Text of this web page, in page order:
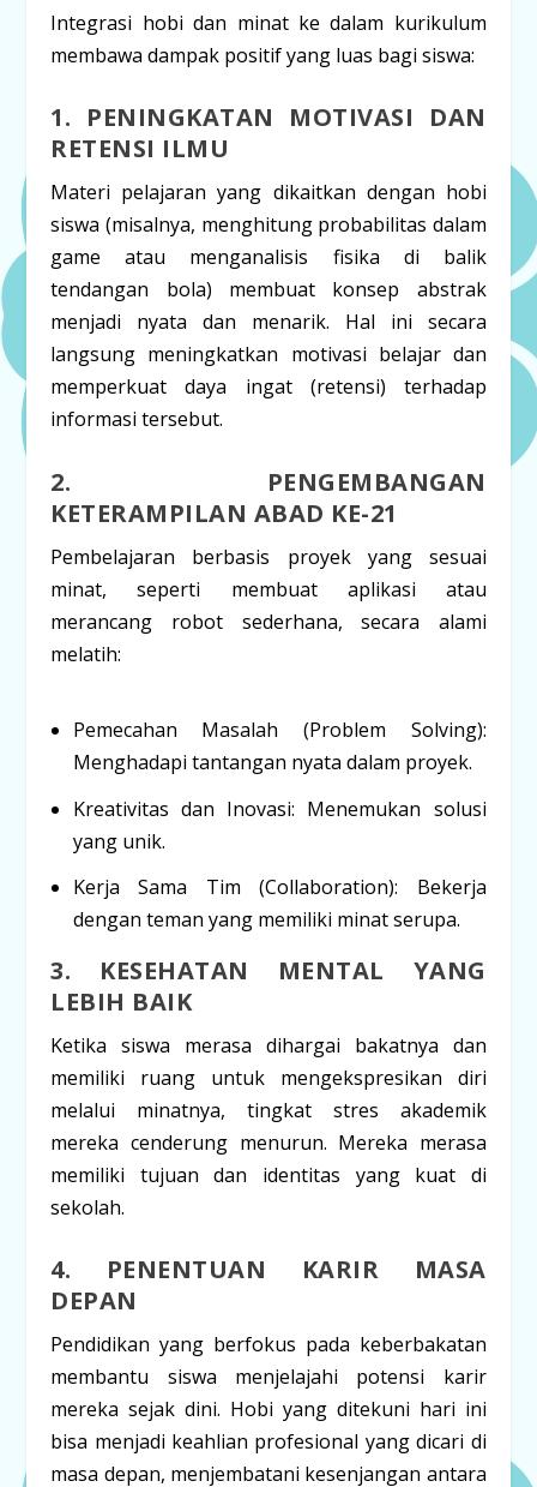
Integrasi hobi dan minat ke dalam kurikulum
membawa dampak positif yang luas bagi siswa:
1. PENINGKATAN MOTIVASI DAN
RETENSI ILMU
Materi pelajaran yang dikaitkan dengan hobi
siswa (misalnya, menghitung probabilitas dalam
game atau menganalisis fisika di balik
tendangan bola) membuat konsep abstrak
menjadi nyata dan menarik. Hal ini secara
langsung meningkatkan motivasi belajardan
memperkuat daya ingat(retensi) terhadap
informasi tersebut.
2. PENGEMBANGAN
KETERAMPILAN ABAD KE-21
Pembelajaran berbasis proyek yang sesuai
minat, seperti membuat aplikasi atau
merancang robot sederhana, secara alami
melatih:
Pemecahan Masalah (Problem Solving):
Menghadapi tantangan nyata dalam proyek.
Kreativitas dan Inovasi: Menemukan solusi
yang unik.
Kerja Sama Tim (Collaboration): Bekerja
dengan teman yang memiliki minat serupa.
3. KESEHATAN MENTAL YANG
LEBIH BAIK
Ketika siswa merasa dihargai bakatnya dan
memiliki ruang untuk mengekspresikan diri
melalui minatnya, tingkat stres akademik
mereka cenderung menurun. Mereka merasa
memiliki tujuan dan identitas yang kuat di
sekolah.
4. PENENTUAN KARIR MASA
DEPAN
Pendidikan yang berfokus pada keberbakatan
membantu siswa menjelajahi potensi karir
mereka sejak dini. Hobi yang ditekuni hari ini
bisa menjadi keahlian profesional yang dicari di
masa depan, menjembatani kesenjangan antara